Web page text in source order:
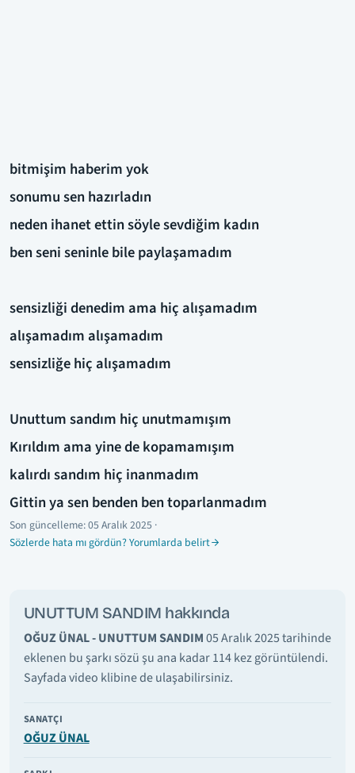
bitmişim haberim yok
sonumu sen hazırladın
neden ihanet ettin söyle sevdiğim kadın
ben seni seninle bile paylaşamadım
sensizliği denedim ama hiç alışamadım
alışamadım alışamadım
sensizliğe hiç alışamadım
Unuttum sandım hiç unutmamışım
Kırıldım ama yine de kopamamışım
kalırdı sandım hiç inanmadım
Gittin ya sen benden ben toparlanmadım
Son güncelleme:05 Aralık 2025 ·
Sözlerde hata mı gördün? Yorumlarda belirt
UNUTTUM SANDIM hakkında
OĞUZ ÜNAL - UNUTTUM SANDIM05 Aralık 2025 tarihinde
eklenen bu şarkı sözü şu ana kadar 114 kez görüntülendi.
Sayfada video klibine de ulaşabilirsiniz.
SANATÇI
OĞUZ ÜNAL